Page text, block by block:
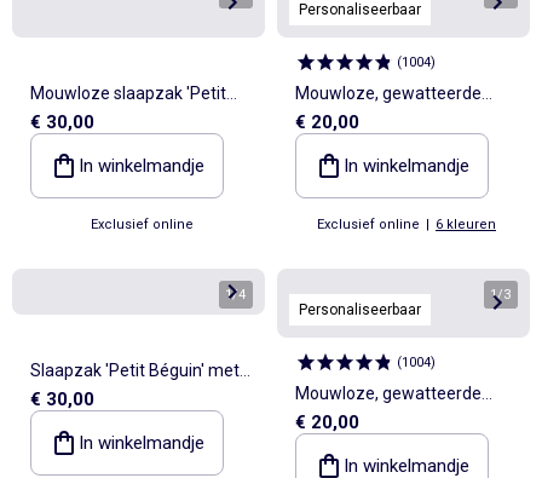
Mouwloze slaapzak 'Petit
Béguin' met fluweelzachte
look
€ 30,00
In winkelmandje
Exclusief online
Personaliseerbaar
(1004)
Mouwloze, gewatteerde
babyslaapzak, TOG-waarde
€ 20,00
In winkelmandje
Exclusief online | 6 kleuren
1/4
Slaapzak 'Petit Béguin' met
afneembare mouwen
€ 30,00
In winkelmandje
Personaliseerbaar
1/3
(1004)
Mouwloze, gewatteerde
babyslaapzak, TOG-waarde
€ 20,00
In winkelmandje